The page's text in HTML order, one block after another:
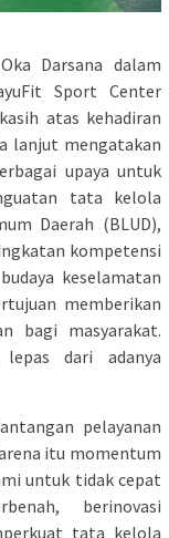
Darsana dalam
Sport Center
atas kehadiran
lanjut mengatakan
upaya untuk
tata kelola
Daerah (BLUD),
kompetensi
keselamatan
memberikan
bagi masyarakat.
dari adanya
pelayanan
itu momentum
untuk tidak cepat
berinovasi
tata kelola